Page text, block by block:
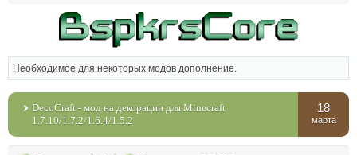
Необходимое для некоторых модов дополнение.
DecoCraft - мод на декорации для Minecraft
1.7.10/1.7.2/1.6.4/1.5.2
18
марта